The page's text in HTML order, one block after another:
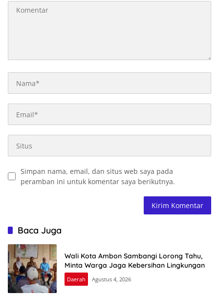
Simpan nama, email, dan situs web saya pada
peramban ini untuk komentar saya berikutnya.
Baca Juga
Wali Kota Ambon Sambangi Lorong Tahu,
Minta Warga Jaga Kebersihan Lingkungan
Daerah Agustus 4, 2026